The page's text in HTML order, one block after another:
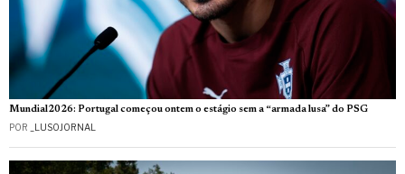
Mundial2026: Portugal começou ontem o estágio sem a “armada lusa” do PSG
POR _LUSOJORNAL